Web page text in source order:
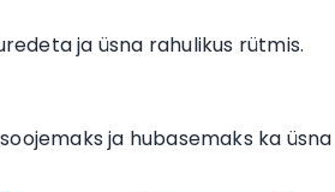
ja üsna rahulikus rütmis.
ja hubasemaks ka